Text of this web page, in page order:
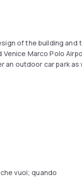
of the building
Marco Polo
outdoor car park as
vuoi; quando